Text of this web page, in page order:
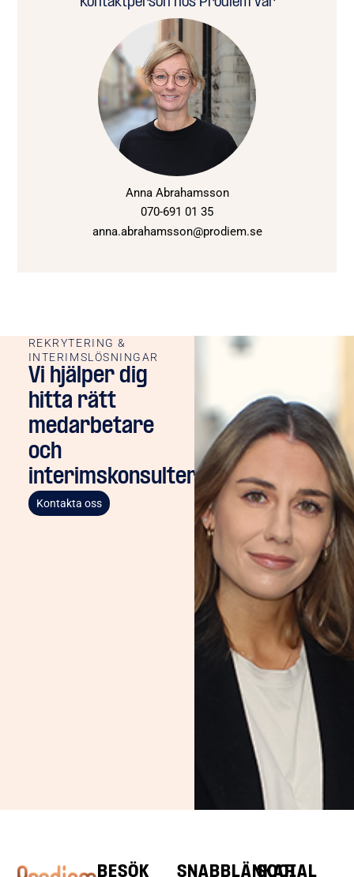
Anna Abrahamsson
070-691 01 35
anna.abrahamsson@prodiem.se
REKRYTERING &
INTERIMSLÖSNINGAR
Vi hjälper dig
hitta rätt
medarbetare
och
interimskonsulter
Kontakta oss
BESÖK SNABBLÄNKAR
SOCIAL